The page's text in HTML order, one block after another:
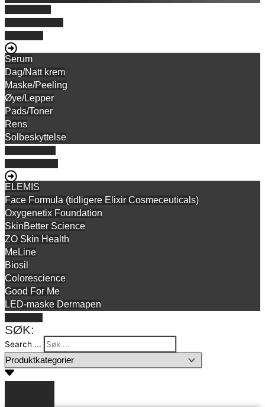
Serum
Dag/Natt krem
Maske/Peeling
Øye/Lepper
Pads/Toner
Rens
Solbeskyttelse
ELEMIS
Face Formula (tidligere Elixir Cosmeceuticals)
Oxygenetix Foundation
SkinBetter Science
ZO Skin Health
MeLine
Biosil
Colorescience
Good For Me
LED-maske Dermapen
SØK:
Search ...